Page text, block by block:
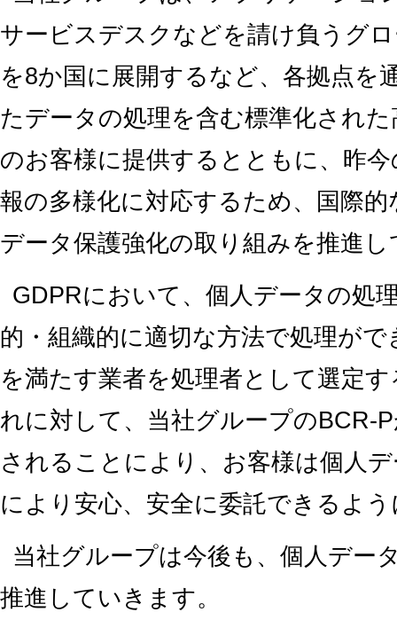
サービスデスクなどを請け負うグ
を8か国に展開するなど、各拠点を
たデータの処理を含む標準化され
のお客様に提供するとともに、昨
報の多様化に対応するため、国際
データ保護強化の取り組みを推進
GDPRにおいて、個人データの処
的・組織的に適切な方法で処理が
を満たす業者を処理者として選定
れに対して、当社グループのBCR-
されることにより、お客様は個人
により安心、安全に委託できるよ
当社グループは今後も、個人デー
推進していきます。